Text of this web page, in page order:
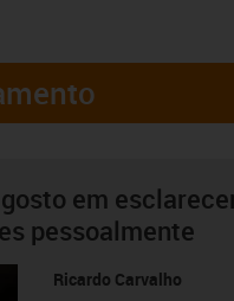
em
pessoalmente
Ricardo Carvalho